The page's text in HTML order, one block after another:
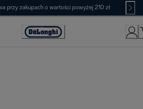
przy zakupach o wartości powyżej 210 zł
Deklaracja